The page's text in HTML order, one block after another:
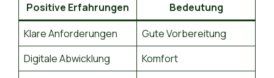
Positive Erfahrungen
Bedeutung
Klare Anforderungen
Gute Vorbereitung
Digitale Abwicklung
Komfort